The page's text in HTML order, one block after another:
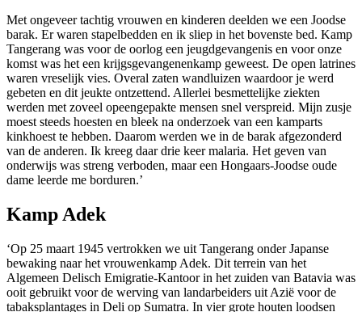
Met ongeveer tachtig vrouwen en kinderen deelden we een Joodse
barak. Er waren stapelbedden en ik sliep in het bovenste bed. Kamp
Tangerang was voor de oorlog een jeugdgevangenis en voor onze
komst was het een krijgsgevangenenkamp geweest. De open latrines
waren vreselijk vies. Overal zaten wandluizen waardoor je werd
gebeten en dit jeukte ontzettend. Allerlei besmettelijke ziekten
werden met zoveel opeengepakte mensen snel verspreid. Mijn zusje
moest steeds hoesten en bleek na onderzoek van een kamparts
kinkhoest te hebben. Daarom werden we in de barak afgezonderd
van de anderen. Ik kreeg daar drie keer malaria. Het geven van
onderwijs was streng verboden, maar een Hongaars-Joodse oude
dame leerde me borduren.’
Kamp Adek
‘Op 25 maart 1945 vertrokken we uit Tangerang onder Japanse
bewaking naar het vrouwenkamp Adek. Dit terrein van het
Algemeen Delisch Emigratie-Kantoor in het zuiden van Batavia was
ooit gebruikt voor de werving van landarbeiders uit Azië voor de
tabaksplantages in Deli op Sumatra. In vier grote houten loodsen